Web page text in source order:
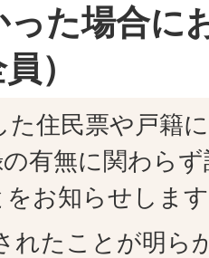
た場合に
）
た住民票や戸籍
有無に関わら
お知らせしま
れたことが明ら